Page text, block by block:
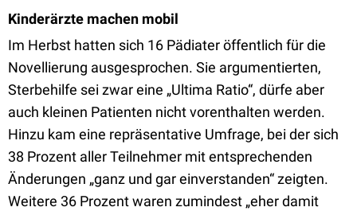
Kinderärzte machen mobil
Im Herbst hatten sich 16 Pädiater öffentlich für die
Novellierung ausgesprochen. Sie argumentierten,
Sterbehilfe sei zwar eine „Ultima Ratio“, dürfe aber
auch kleinen Patienten nicht vorenthalten werden.
Hinzu kam eine repräsentative Umfrage, bei der sich
38 Prozent aller Teilnehmer mit entsprechenden
Änderungen „ganz und gar einverstanden“ zeigten.
Weitere 36 Prozent waren zumindest „eher damit